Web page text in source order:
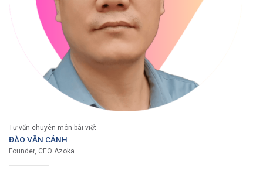
Tư vấn chuyên môn bài viết
ĐÀO VĂN CẢNH
Founder, CEO Azoka